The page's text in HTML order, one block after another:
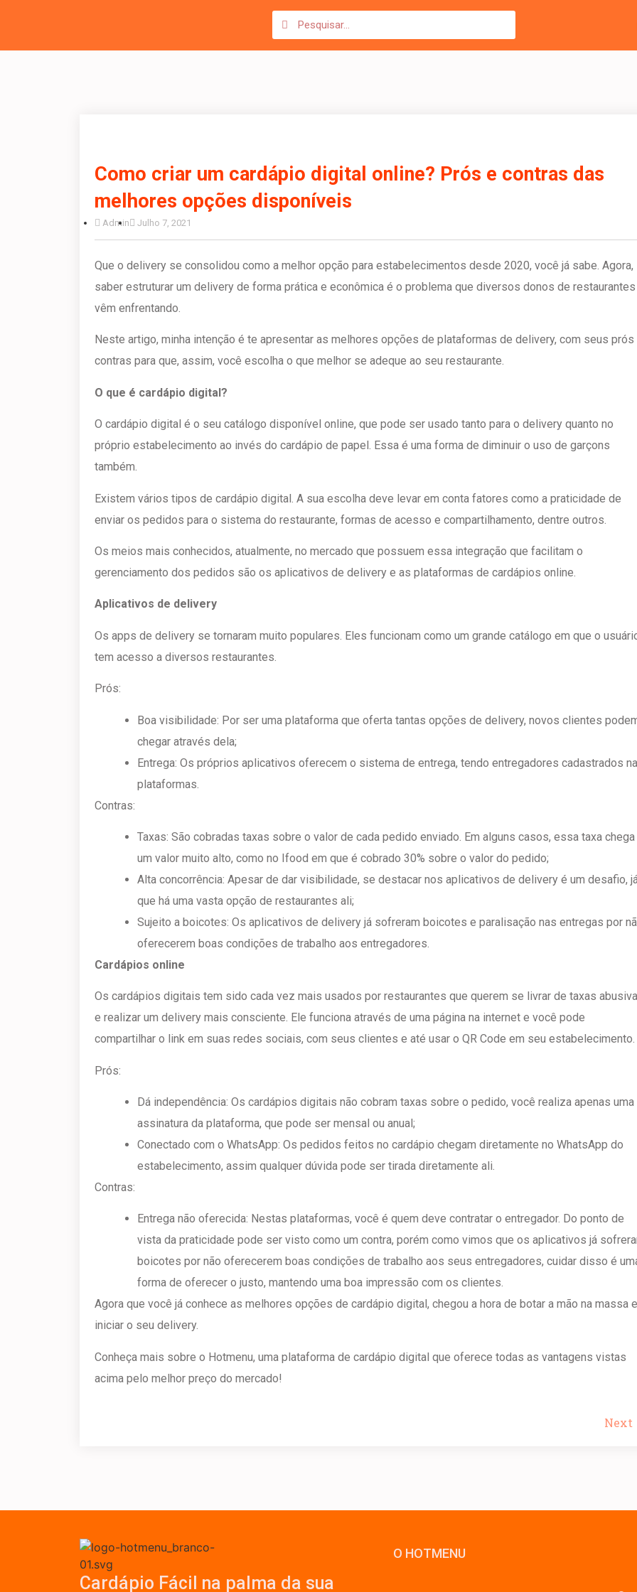
Como criar um cardápio digital online? Prós e contras das
melhores opções disponíveis
Admin Julho 7, 2021
Que o delivery se consolidou como a melhor opção para estabelecimentos desde 2020, você já sabe. Agora,
saber estruturar um delivery de forma prática e econômica é o problema que diversos donos de restaurantes
vêm enfrentando.
Neste artigo, minha intenção é te apresentar as melhores opções de plataformas de delivery, com seus prós
contras para que, assim, você escolha o que melhor se adeque ao seu restaurante.
O que é cardápio digital?
O cardápio digital é o seu catálogo disponível online, que pode ser usado tanto para o delivery quanto no
próprio estabelecimento ao invés do cardápio de papel. Essa é uma forma de diminuir o uso de garçons
também.
Existem vários tipos de cardápio digital. A sua escolha deve levar em conta fatores como a praticidade de
enviar os pedidos para o sistema do restaurante, formas de acesso e compartilhamento, dentre outros.
Os meios mais conhecidos, atualmente, no mercado que possuem essa integração que facilitam o
gerenciamento dos pedidos são os aplicativos de delivery e as plataformas de cardápios online.
Aplicativos de delivery
Os apps de delivery se tornaram muito populares. Eles funcionam como um grande catálogo em que o
tem acesso a diversos restaurantes.
Prós:
Boa visibilidade: Por ser uma plataforma que oferta tantas opções de delivery, novos clientes
chegar através dela;
Entrega: Os próprios aplicativos oferecem o sistema de entrega, tendo entregadores cadastrados
plataformas.
Contras:
Taxas: São cobradas taxas sobre o valor de cada pedido enviado. Em alguns casos, essa taxa chega
um valor muito alto, como no Ifood em que é cobrado 30% sobre o valor do pedido;
Alta concorrência: Apesar de dar visibilidade, se destacar nos aplicativos de delivery é um desafio,
que há uma vasta opção de restaurantes ali;
Sujeito a boicotes: Os aplicativos de delivery já sofreram boicotes e paralisação nas entregas por
oferecerem boas condições de trabalho aos entregadores.
Cardápios online
Os cardápios digitais tem sido cada vez mais usados por restaurantes que querem se livrar de taxas
e realizar um delivery mais consciente. Ele funciona através de uma página na internet e você pode
compartilhar o link em suas redes sociais, com seus clientes e até usar o QR Code em seu estabelecimento.
Prós:
Dá independência: Os cardápios digitais não cobram taxas sobre o pedido, você realiza apenas uma
assinatura da plataforma, que pode ser mensal ou anual;
Conectado com o WhatsApp: Os pedidos feitos no cardápio chegam diretamente no WhatsApp do
estabelecimento, assim qualquer dúvida pode ser tirada diretamente ali.
Contras:
Entrega não oferecida: Nestas plataformas, você é quem deve contratar o entregador. Do ponto de
vista da praticidade pode ser visto como um contra, porém como vimos que os aplicativos já
boicotes por não oferecerem boas condições de trabalho aos seus entregadores, cuidar disso é
forma de oferecer o justo, mantendo uma boa impressão com os clientes.
Agora que você já conhece as melhores opções de cardápio digital, chegou a hora de botar a mão na massa e
iniciar o seu delivery.
Conheça mais sobre o Hotmenu, uma plataforma de cardápio digital que oferece todas as vantagens vistas
acima pelo melhor preço do mercado!
Next
Cardápio Fácil na palma da sua
O HOTMENU